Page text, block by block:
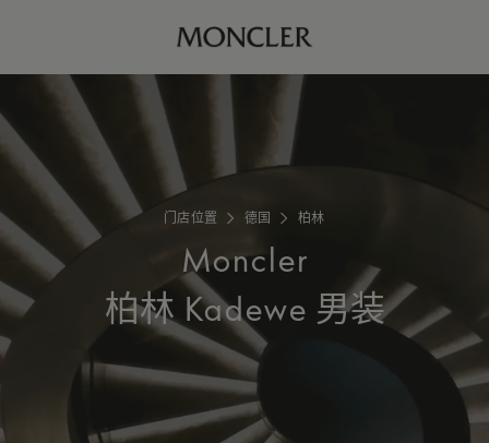
门店位置 德国 柏林
Moncler
柏林 Kadewe 男装